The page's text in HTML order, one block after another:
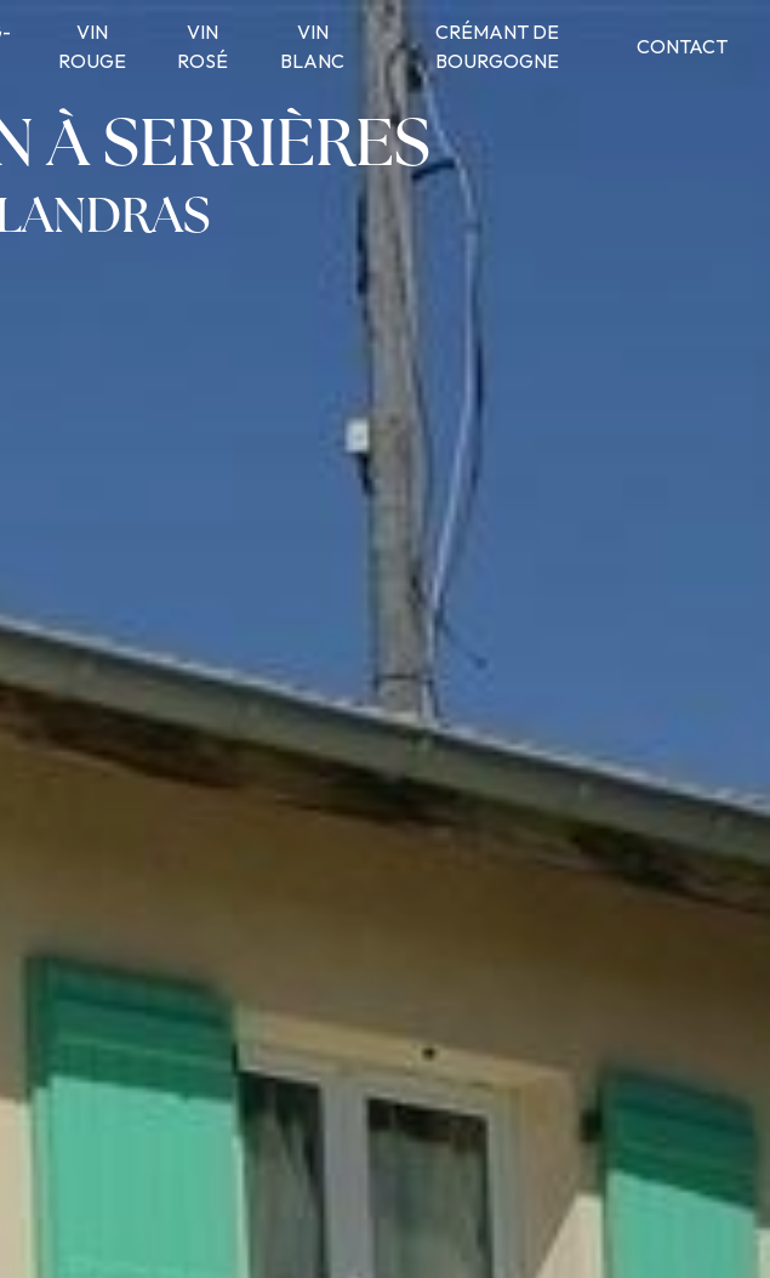
VIN
ROUGE
VIN
ROSÉ
VIN
BLANC
CRÉMANT DE
BOURGOGNE
CONTACT
À SERRIÈRES